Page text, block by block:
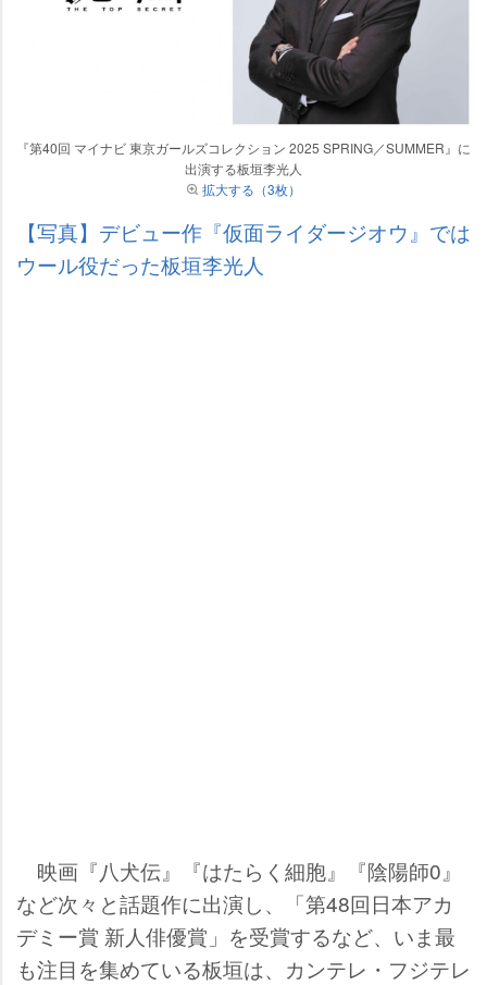
『第40回 マイナビ 東京ガールズコレクション 2025 SPRING／SUMMER』に
出演する板垣李光人
拡大する（3枚）
【写真】デビュー作『仮面ライダージオウ』では
ウール役だった板垣李光人
映画『八犬伝』『はたらく細胞』『陰陽師0』
など次々と話題作に出演し、「第48回日本アカ
デミー賞 新人俳優賞」を受賞するなど、いま最
も注目を集めている板垣は、カンテレ・フジテレ